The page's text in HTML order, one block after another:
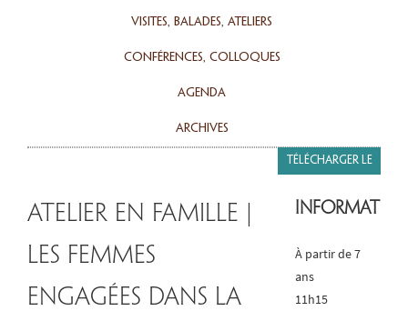
Visites, balades, ateliers
Conférences, colloques
Télécharger le
agenda
Archives
Atelier en famille |
Les femmes
engagées dans la
À partir de 7
ans
11h15